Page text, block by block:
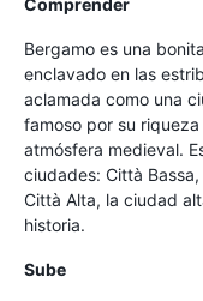
Comprender
Bergamo es una
enclavado en las
aclamada como una
famoso por su
atmósfera medieval.
ciudades: Città
Città Alta, la ciudad
historia.
Sube